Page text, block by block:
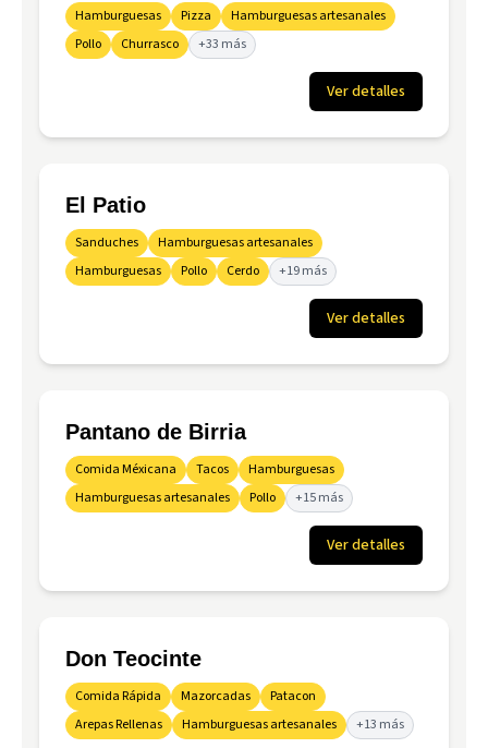
Hamburguesas Pizza
Hamburguesas artesanales
Pollo
Churrasco +33 más
Ver detalles
El Patio
Sanduches
Hamburguesas artesanales
Hamburguesas
Pollo Cerdo +19 más
Ver detalles
Pantano de Birria
Comida Méxicana Tacos
Hamburguesas
Hamburguesas artesanales
Pollo +15 más
Ver detalles
Don Teocinte
Comida Rápida Mazorcadas
Patacon
Arepas Rellenas
Hamburguesas artesanales +13 más